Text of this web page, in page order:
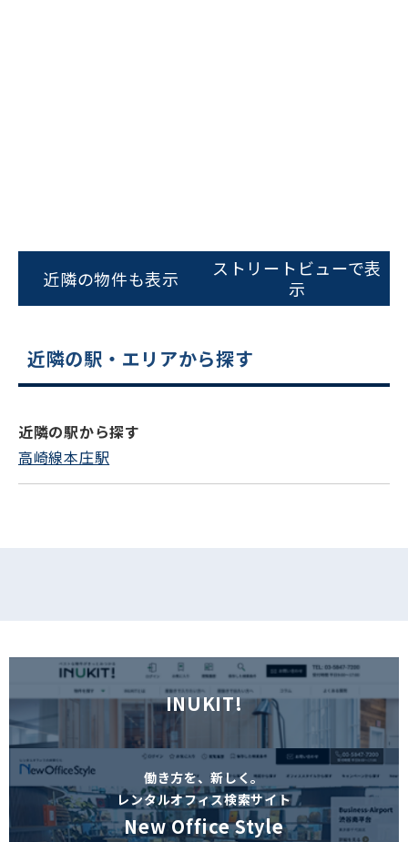
スムーズにご案内できます
0120-620-213
近隣の物件も表示
ストリートビューで表
示
近隣の駅・エリアから探す
近隣の駅から探す
高崎線本庄駅
INUKIT!
働き方を、新しく。
レンタルオフィス検索サイト
New Office Style